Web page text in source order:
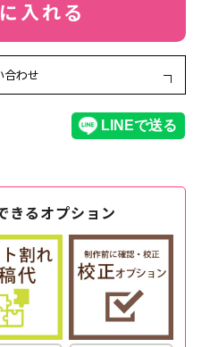
入れる
合わせ
きるオプション